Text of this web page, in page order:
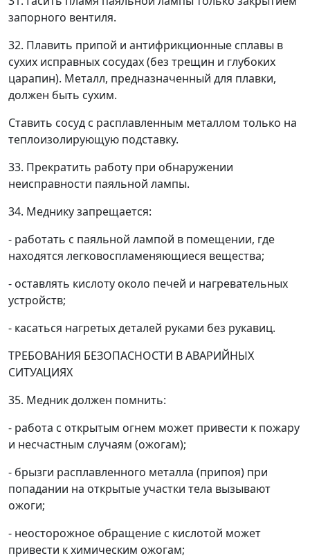
запорного вентиля.
32. Плавить припой и антифрикционные сплавы в
сухих исправных сосудах (без трещин и глубоких
царапин). Металл, предназначенный для плавки,
должен быть сухим.
Ставить сосуд с расплавленным металлом только на
теплоизолирующую подставку.
33. Прекратить работу при обнаружении
неисправности паяльной лампы.
34. Меднику запрещается:
- работать с паяльной лампой в помещении, где
находятся легковоспламеняющиеся вещества;
- оставлять кислоту около печей и нагревательных
устройств;
- касаться нагретых деталей руками без рукавиц.
ТРЕБОВАНИЯ БЕЗОПАСНОСТИ В АВАРИЙНЫХ
СИТУАЦИЯХ
35. Медник должен помнить:
- работа с открытым огнем может привести к пожару
и несчастным случаям (ожогам);
- брызги расплавленного металла (припоя) при
попадании на открытые участки тела вызывают
ожоги;
- неосторожное обращение с кислотой может
привести к химическим ожогам;